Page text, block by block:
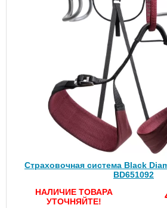
Страховочная система Black
BD651092
НАЛИЧИЕ ТОВАРА
УТОЧНЯЙТЕ!